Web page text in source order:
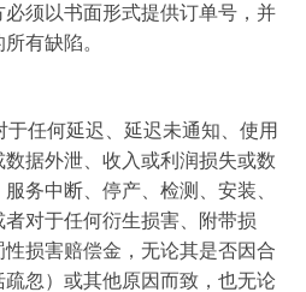
须以书面形式提供订单号，并
有缺陷。
于任何延迟、延迟未通知、使用
据外泄、收入或利润损失或数
务中断、停产、检测、安装、
对于任何衍生损害、附带损
损害赔偿金，无论其是否因合
疏忽）或其他原因而致，也无论